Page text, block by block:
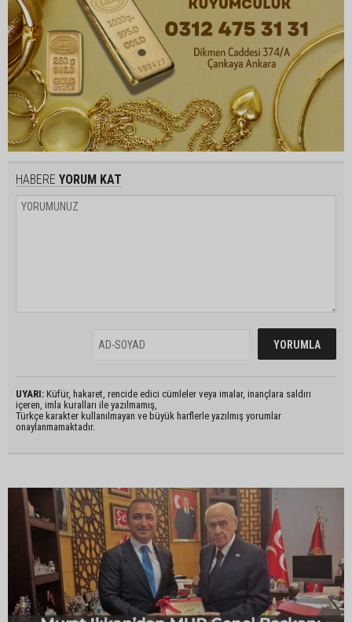
HABERE YORUM KAT
UYARI: Küfür, hakaret, rencide edici cümleler veya imalar, inançlara saldırı
içeren, imla kuralları ile yazılmamış,
Türkçe karakter kullanılmayan ve büyük harflerle yazılmış yorumlar
onaylanmamaktadır.